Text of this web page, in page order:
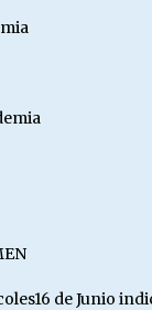
de Junio